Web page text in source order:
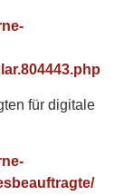
für digitale